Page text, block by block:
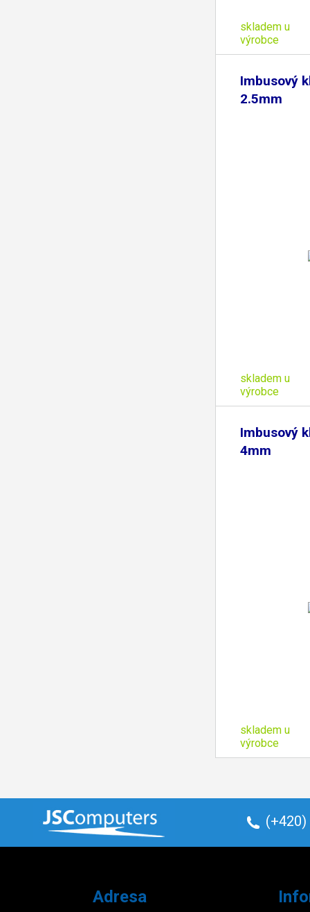
skladem u
výrobce
Imbusový
2.5mm
skladem u
výrobce
Imbusový
4mm
skladem u
výrobce
(+420)
Adresa